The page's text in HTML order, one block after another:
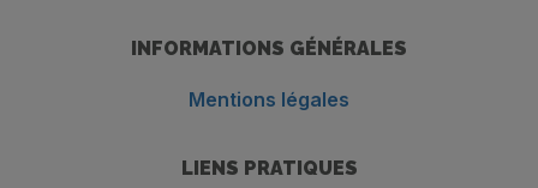
INFORMATIONS GÉNÉRALES
Mentions légales
LIENS PRATIQUES